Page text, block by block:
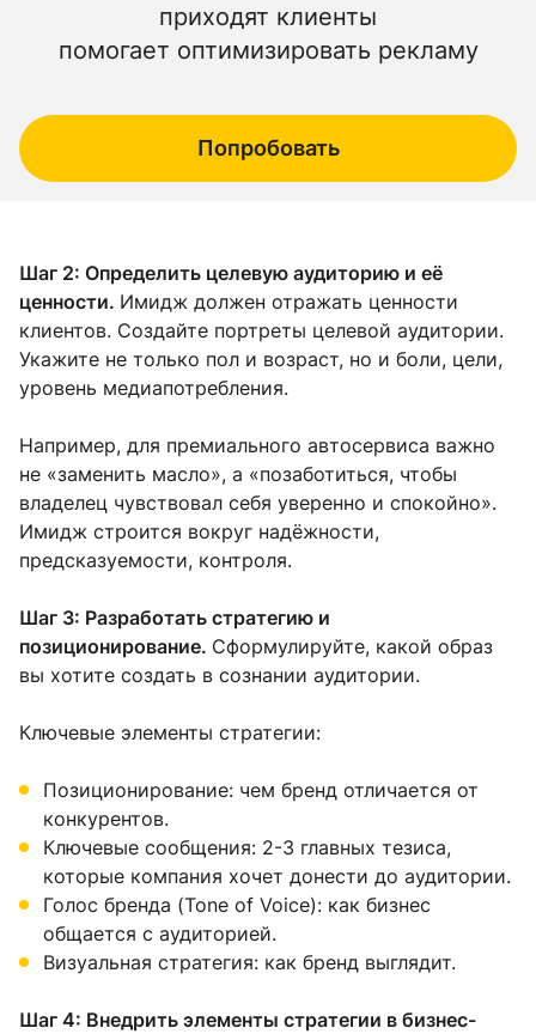
приходят клиенты
помогает оптимизировать рекламу
Попробовать
Шаг 2: Определить целевую аудиторию и её
ценности. Имидж должен отражать ценности
клиентов. Создайте портреты целевой аудитории.
Укажите не только пол и возраст, но и боли, цели,
уровень медиапотребления.
Например, для премиального автосервиса важно
не «заменить масло», а «позаботиться, чтобы
владелец чувствовал себя уверенно и спокойно».
Имидж строится вокруг надёжности,
предсказуемости, контроля.
Шаг 3: Разработать стратегию и
позиционирование. Сформулируйте, какой образ
вы хотите создать в сознании аудитории.
Ключевые элементы стратегии:
Позиционирование: чем бренд отличается от
конкурентов.
Ключевые сообщения: 2-3 главных тезиса,
которые компания хочет донести до аудитории.
Голос бренда (Tone of Voice): как бизнес
общается с аудиторией.
Визуальная стратегия: как бренд выглядит.
Шаг 4: Внедрить элементы стратегии в бизнес-